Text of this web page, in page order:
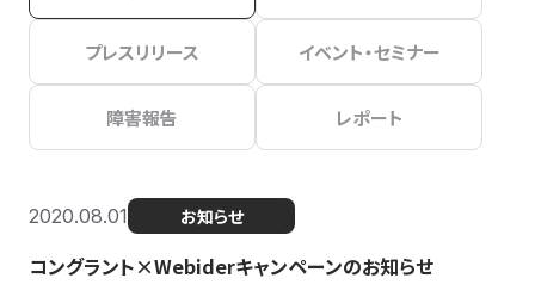
プレスリリース イベント・セミナー
障害報告 レポート
2020.08.01 お知らせ
コングラント×Webiderキャンペーンのお知らせ